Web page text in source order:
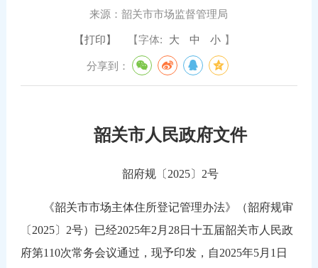
来源：韶关市市场监督管理局
【打印】 【字体: 大 中 小 】
分享到：
韶关市人民政府文件
韶府规〔2025〕2号
《韶关市市场主体住所登记管理办法》（韶府规审
〔2025〕2号）已经2025年2月28日十五届韶关市人民政
府第110次常务会议通过，现予印发，自2025年5月1日